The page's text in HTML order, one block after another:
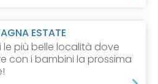
ESTATE
le più belle località dove
con i bambini la prossima